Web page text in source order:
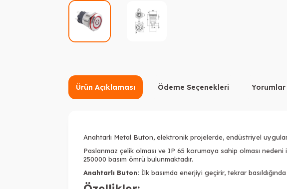
Ürün Açıklaması Ödeme Seçenekleri Yorumlar
Anahtarlı Metal Buton, elektronik projelerde, endüstriyel
Paslanmaz çelik olması ve IP 65 korumaya sahip olması
250000 basım ömrü bulunmaktadır.
Anahtarlı Buton: İlk basımda enerjiyi geçirir, tekrar